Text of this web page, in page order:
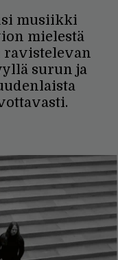
musiikki
mielestä
ravistelevan
surun ja